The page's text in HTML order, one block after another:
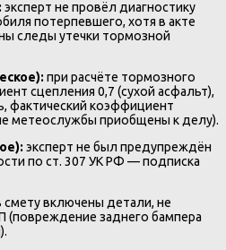
эксперт не провёл диагностику
потерпевшего, хотя в акте
следы утечки тормозной
при расчёте тормозного
сцепления 0,7 (сухой асфальт),
коэффициент
метеослужбы приобщены к делу).
эксперт не был предупреждён
по ст. 307 УК РФ — подписка
смету включены детали, не
(повреждение заднего бампера